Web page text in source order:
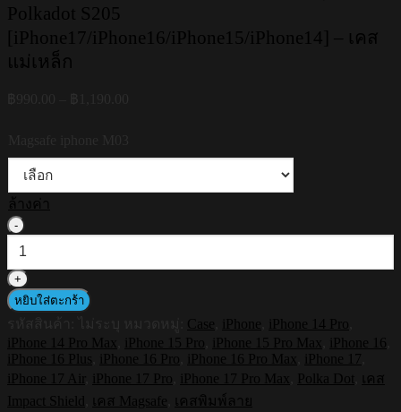
Polkadot S205
[iPhone17/iPhone16/iPhone15/iPhone14] – เคส
แม่เหล็ก
ล้างค่า
SHIELD
Magnetic
Shockproof
Case
Polkadot
S205
[iPhone17/iPhone16/iPhone15/iPhone14]
หยิบใส่ตะกร้า
Case iPhone iPhone 14 Pro
iPhone 14 Pro Max
iPhone 15 Pro iPhone 15 Pro Max iPhone 16
iPhone 16 Plus
iPhone 16 Pro iPhone 16 Pro Max iPhone 17
iPhone 17 Air
iPhone 17 Pro iPhone 17 Pro Max Polka Dot
เคส
Impact Shield
เคส Magsafe
เคสพิมพ์ลาย